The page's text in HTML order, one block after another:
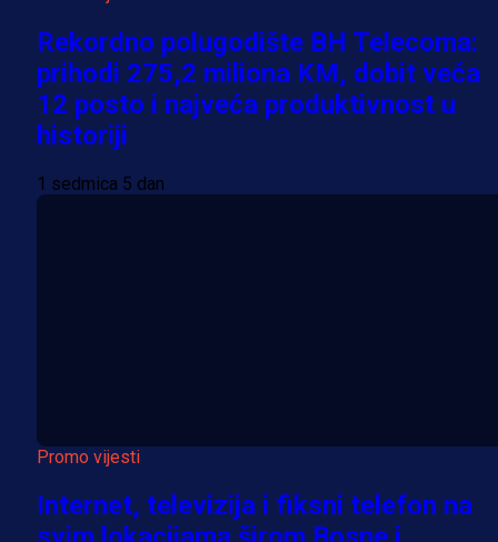
Rekordno polugodište BH Telecoma:
prihodi 275,2 miliona KM, dobit veća
12 posto i najveća produktivnost u
historiji
1 sedmica 5 dan
Promo vijesti
Internet, televizija i fiksni telefon na